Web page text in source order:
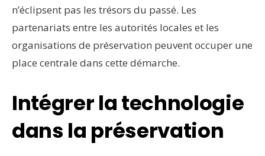
n’éclipsent pas les trésors du passé. Les
partenariats entre les autorités locales et les
organisations de préservation peuvent occuper une
place centrale dans cette démarche.
Intégrer la technologie
dans la préservation